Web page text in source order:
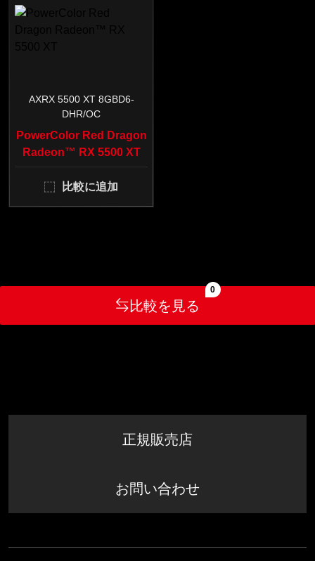
AXRX 5500 XT 8GBD6-
DHR/OC
PowerColor Red Dragon
Radeon™ RX 5500 XT
比較に追加
比較を見る
0
正規販売店
お問い合わせ